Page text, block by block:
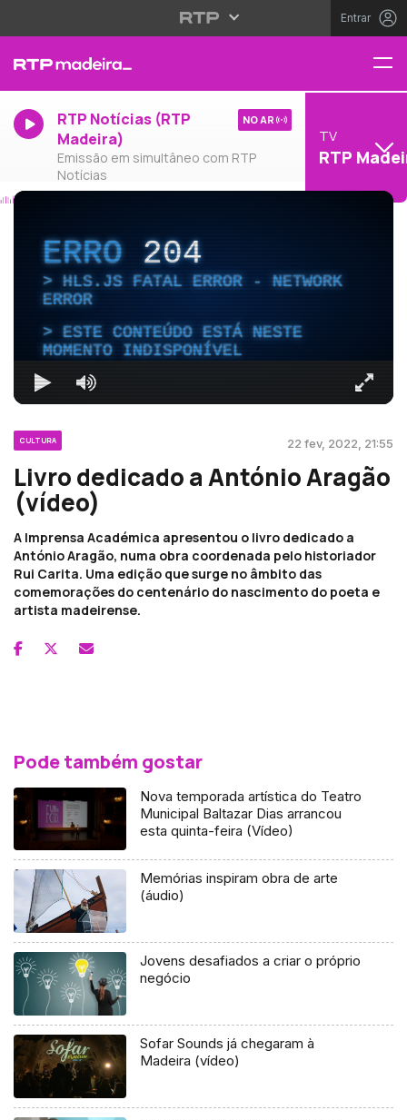
Entrar
RTP Notícias (RTP
Madeira)
Emissão em simultâneo com RTP
Notícias
NO AR
TV
RTP
ERRO204
HLS.JS FATAL ERROR - NETWORK
ERROR
ESTE CONTEÚDO ESTÁ NESTE
MOMENTO INDISPONÍVEL
CULTURA 22 fev, 2022, 21:55
Livro dedicado a António Aragão
(vídeo)
A Imprensa Académica apresentou o livro dedicado a
António Aragão, numa obra coordenada pelo historiador
Rui Carita. Uma edição que surge no âmbito das
comemorações do centenário do nascimento do poeta e
artista madeirense.
Pode também gostar
Nova temporada artística do Teatro
Municipal Baltazar Dias arrancou
esta quinta-feira (Vídeo)
Memórias inspiram obra de arte
(áudio)
Jovens desafiados a criar o próprio
negócio
Sofar Sounds já chegaram à
Madeira (vídeo)